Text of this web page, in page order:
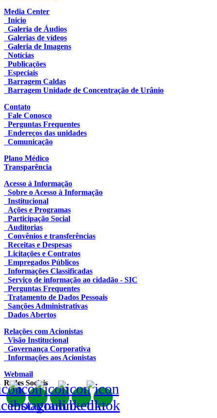
Media Center
Inicio
Galeria de Áudios
Galerias de vídeos
Galeria de Imagens
Notícias
Publicações
Especiais
Barragem Caldas
Barragem Unidade de Concentração de Urânio
Contato
Fale Conosco
Perguntas Frequentes
Endereços das unidades
Comunicação
Plano Médico
Transparência
Acesso à Informação
Sobre o Acesso à Informação
Institucional
Ações e Programas
Participação Social
Auditorias
Convênios e transferências
Receitas e Despesas
Licitações e Contratos
Empregados Públicos
Informações Classificadas
Serviço de informação ao cidadão - SIC
Perguntas Frequentes
Tratamento de Dados Pessoais
Sanções Administrativas
Dados Abertos
Relações com Acionistas
Visão Institucional
Governança Corporativa
Informações aos Acionistas
Webmail
Redes Sociais